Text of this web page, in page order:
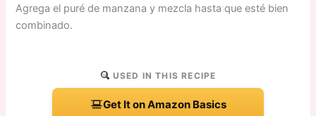
Agrega el puré de manzana y mezcla hasta que esté bien
combinado.
USED IN THIS RECIPE
Get It on Amazon Basics